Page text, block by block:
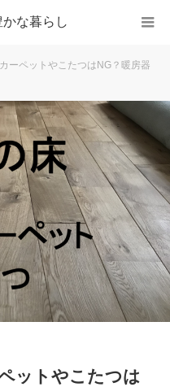
な暮らし
ーペットやこたつはNG？暖房器
ットやこたつは